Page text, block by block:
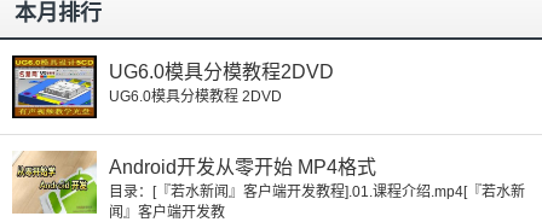
本月排行
UG6.0模具分模教程2DVD
UG6.0模具分模教程 2DVD
Android开发从零开始 MP4格式
目录：[『若水新闻』客户端开发教程].01.课程介绍.mp4[『若水新
闻』客户端开发教